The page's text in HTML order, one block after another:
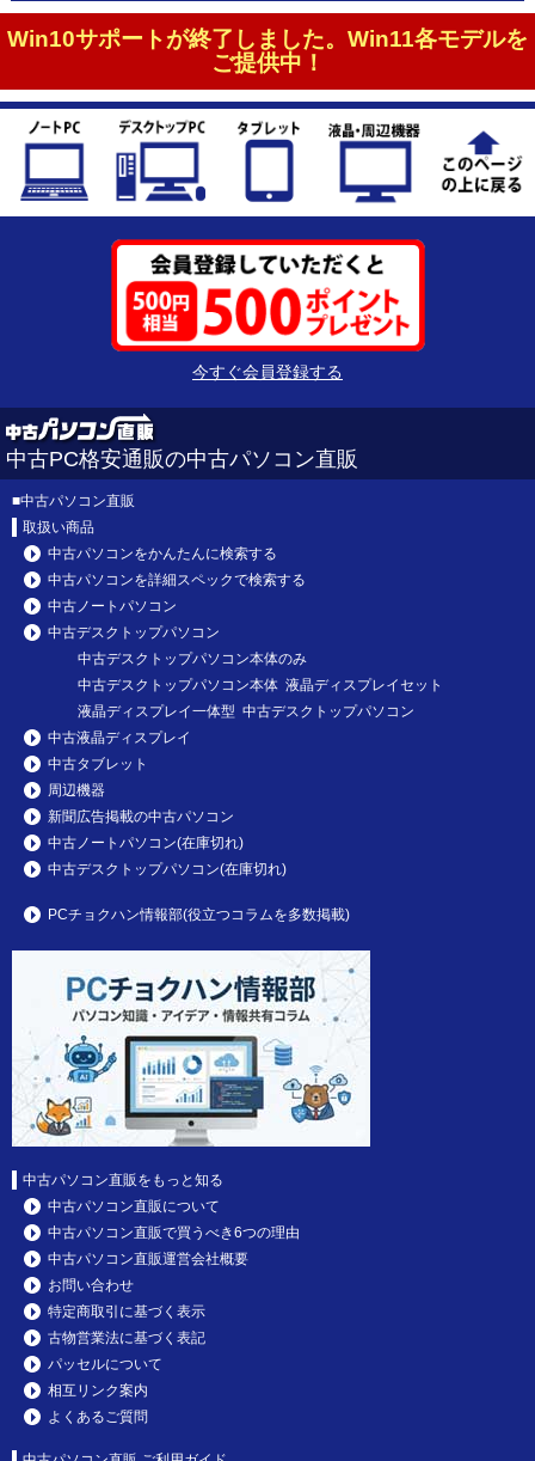
Win10サポートが終了しました。Win11各モデルを
ご提供中！
今すぐ会員登録する
中古PC格安通販の中古パソコン直販
■中古パソコン直販
取扱い商品
中古パソコンをかんたんに検索する
中古パソコンを詳細スペックで検索する
中古ノートパソコン
中古デスクトップパソコン
中古デスクトップパソコン本体のみ
中古デスクトップパソコン本体 液晶ディスプレイセット
液晶ディスプレイ一体型 中古デスクトップパソコン
中古液晶ディスプレイ
中古タブレット
周辺機器
新聞広告掲載の中古パソコン
中古ノートパソコン(在庫切れ)
中古デスクトップパソコン(在庫切れ)
PCチョクハン情報部(役立つコラムを多数掲載)
中古パソコン直販をもっと知る
中古パソコン直販について
中古パソコン直販で買うべき6つの理由
中古パソコン直販運営会社概要
お問い合わせ
特定商取引に基づく表示
古物営業法に基づく表記
パッセルについて
相互リンク案内
よくあるご質問